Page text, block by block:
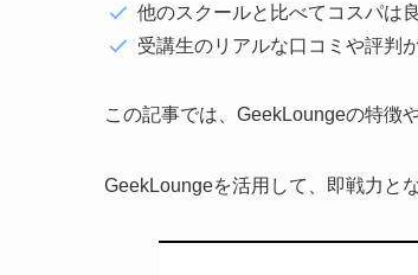
他のスクールと比べてコスパは
受講生のリアルな口コミや評判
この記事では、GeekLoungeの特徴
GeekLoungeを活用して、即戦力と